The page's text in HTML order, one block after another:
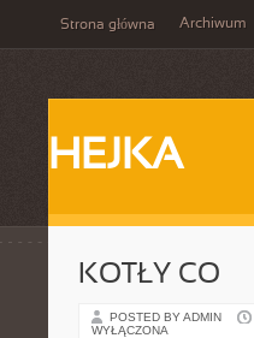
Strona główna Archiwum
HEJKA
KOTŁY CO
POSTED BY ADMIN
WYŁĄCZONA